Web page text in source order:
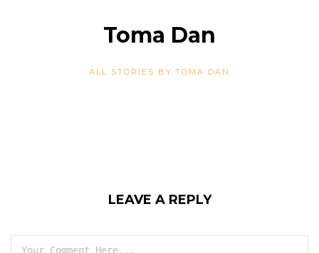
Toma Dan
ALL STORIES BY:TOMA DAN
LEAVE A REPLY